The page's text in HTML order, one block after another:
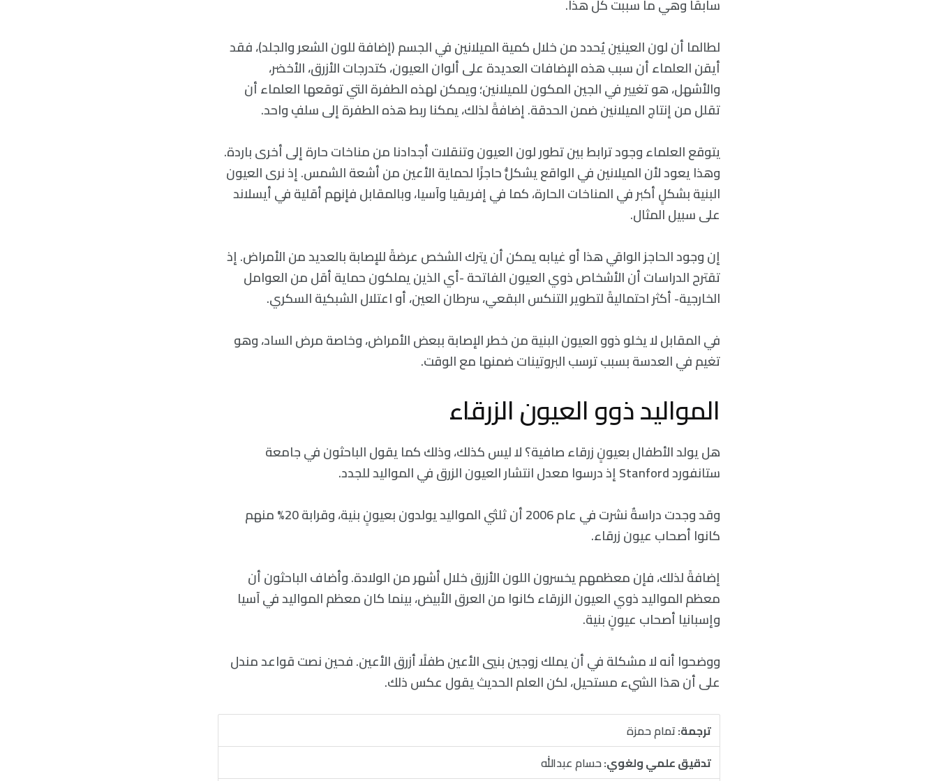
سابقًا وهي ما سببت كل هذا.
لطالما أن لون العينين يُحدد من خلال كمية الميلانين في الجسم (إضافة للون الشعر والجلد)، فقد
أيقن العلماء أن سبب هذه الإضافات العديدة على ألوان العيون، كتدرجات الأزرق، الأخضر،
والأشهل، هو تغيير في الجين المكون للميلانين؛ ويمكن لهذه الطفرة التي توقعها العلماء أن
تقلل من إنتاج الميلانين ضمن الحدقة. إضافةً لذلك، يمكنا ربط هذه الطفرة إلى سلفٍ واحد.
يتوقع العلماء وجود ترابط بين تطور لون العيون وتنقلات أجدادنا من مناخات حارة إلى أخرى باردة.
وهذا يعود لأن الميلانين في الواقع يشكلُّ حاجزًا لحماية الأعين من أشعة الشمس. إذ نرى العيون
البنية بشكلٍ أكبر في المناخات الحارة، كما في إفريقيا وآسيا، وبالمقابل فإنهم أقلية في أيسلاند
على سبيل المثال.
إن وجود الحاجز الواقي هذا أو غيابه يمكن أن يترك الشخص عرضةً للإصابة بالعديد من الأمراض. إذ
تقترح الدراسات أن الأشخاص ذوي العيون الفاتحة -أي الذين يملكون حماية أقل من العوامل
الخارجية- أكثر احتماليةً لتطوير التنكس البقعي، سرطان العين، أو اعتلال الشبكية السكري.
في المقابل لا يخلو ذوو العيون البنية من خطر الإصابة ببعض الأمراض، وخاصة مرض الساد، وهو
تغيم في العدسة بسبب ترسب البروتينات ضمنها مع الوقت.
المواليد ذوو العيون الزرقاء
هل يولد الأطفال بعيونٍ زرقاء صافية؟ لا ليس كذلك، وذلك كما يقول الباحثون في جامعة
ستانفورد Stanford إذ درسوا معدل انتشار العيون الزرق في المواليد للجدد.
وقد وجدت دراسةٌ نشرت في عام 2006 أن ثلثي المواليد يولدون بعيونٍ بنية، وقرابة 20% منهم
كانوا أصحاب عيون زرقاء.
إضافةً لذلك، فإن معظمهم يخسرون اللون الأزرق خلال أشهر من الولادة. وأضاف الباحثون أن
معظم المواليد ذوي العيون الزرقاء كانوا من العرق الأبيض، بينما كان معظم المواليد في آسيا
وإسبانيا أصحاب عيونٍ بنية.
ووضحوا أنه لا مشكلة في أن يملك زوجين بنيي الأعين طفلًا أزرق الأعين. فحين نصت قواعد مندل
على أن هذا الشيء مستحيل، لكن العلم الحديث يقول عكس ذلك.
ترجمة:تمام حمزة
تدقيق علمي ولغوي:حسام عبدالله